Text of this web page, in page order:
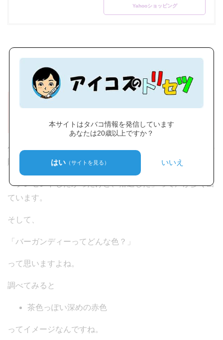
本サイトはタバコ情報を発信しています
あなたは20歳以上ですか？
はい （サイトを見る） いいえ
Yahooショッピング
公式サイトの「バレンタインキャンペーン」で、抽選での
販売。
「プレゼントしたかったけど、落選した」って声が多く出
ています。
そして、
「バーガンディーってどんな色？」
って思いますよね。
調べてみると
茶色っぽい深めの赤色
ってイメージなんですね。